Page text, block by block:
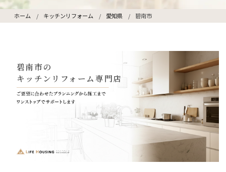
ホーム キッチンリフォーム 愛知県 碧南市
碧南市の
キッチンリフォーム専門店